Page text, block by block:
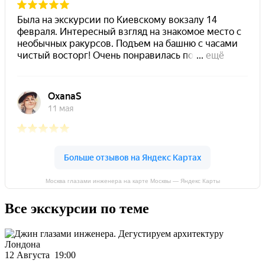
Москва глазами инженера на карте Москвы — Яндекс Карты
Все экскурсии по теме
12 Августа 19:00